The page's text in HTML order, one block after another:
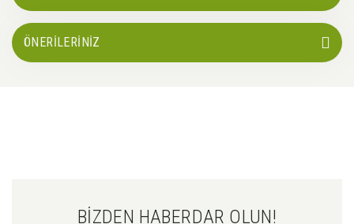
ÖNERİLERİNİZ
BİZDEN HABERDAR OLUN!